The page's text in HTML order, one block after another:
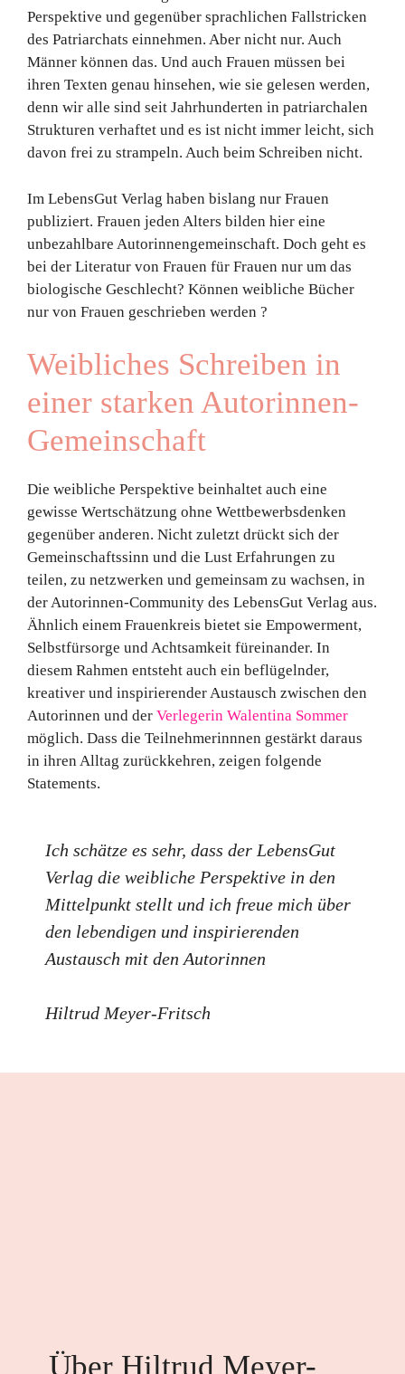
Perspektive und gegenüber sprachlichen Fallstricken
des Patriarchats einnehmen. Aber nicht nur. Auch
Männer können das. Und auch Frauen müssen bei
ihren Texten genau hinsehen, wie sie gelesen werden,
denn wir alle sind seit Jahrhunderten in patriarchalen
Strukturen verhaftet und es ist nicht immer leicht, sich
davon frei zu strampeln. Auch beim Schreiben nicht.
Im LebensGut Verlag haben bislang nur Frauen
publiziert. Frauen jeden Alters bilden hier eine
unbezahlbare Autorinnengemeinschaft. Doch geht es
bei der Literatur von Frauen für Frauen nur um das
biologische Geschlecht? Können weibliche Bücher
nur von Frauen geschrieben werden ?
Weibliches Schreiben in
einer starken Autorinnen-
Gemeinschaft
Die weibliche Perspektive beinhaltet auch eine
gewisse Wertschätzung ohne Wettbewerbsdenken
gegenüber anderen. Nicht zuletzt drückt sich der
Gemeinschaftssinn und die Lust Erfahrungen zu
teilen, zu netzwerken und gemeinsam zu wachsen, in
der Autorinnen-Community des LebensGut Verlag aus.
Ähnlich einem Frauenkreis bietet sie Empowerment,
Selbstfürsorge und Achtsamkeit füreinander. In
diesem Rahmen entsteht auch ein beflügelnder,
kreativer und inspirierender Austausch zwischen den
Autorinnen und der Verlegerin Walentina Sommer
möglich. Dass die Teilnehmerinnnen gestärkt daraus
in ihren Alltag zurückkehren, zeigen folgende
Statements.
Ich schätze es sehr, dass der LebensGut
Verlag die weibliche Perspektive in den
Mittelpunkt stellt und ich freue mich über
den lebendigen und inspirierenden
Austausch mit den Autorinnen
Hiltrud Meyer-Fritsch
Über Hiltrud Meyer-